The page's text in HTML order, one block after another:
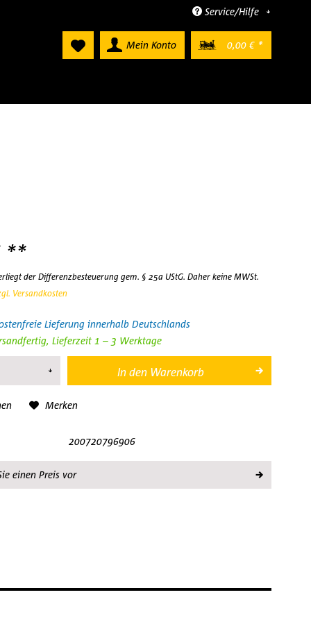
Service/Hilfe
Mein Konto 0,00 € *
**
der Differenzbesteuerung gem. § 25a UStG. Daher keine MWSt.
Versandkosten
Lieferung innerhalb Deutschlands
Lieferzeit 1 – 3 Werktage
In den Warenkorb
Merken
200720796906
einen Preis vor